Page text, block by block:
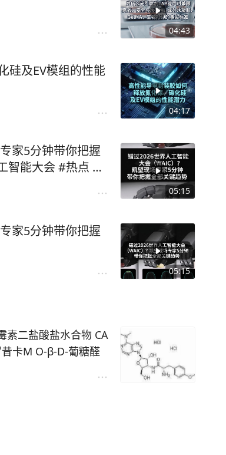
04:43
04:17
硅及EV模组的性能
05:15
家5分钟带你把握
智能大会 #热点 #
05:15
家5分钟带你把握
素二盐酸盐水合物 CA
卡M O-β-D-葡糖醛
49-4，需求量50k